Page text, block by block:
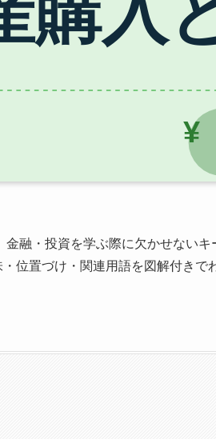
融・投資を学ぶ際に欠かせないキ
位置づけ・関連用語を図解付きで